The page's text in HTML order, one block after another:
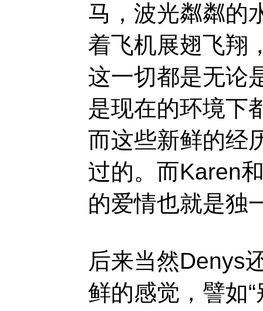
马，波光粼粼的
着飞机展翅飞翔
这一切都是无论
是现在的环境下
而这些新鲜的经
过的。而Karen
的爱情也就是独
后来当然Denys
鲜的感觉，譬如